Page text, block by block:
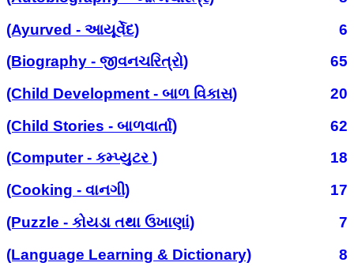
(Ayurved - આયૂર્વેદ)
6
(Biography - જીવનચરિત્રો)
65
(Child Development - બાળ વિકાસ)
20
(Child Stories - બાળવાર્તા)
62
(Computer - કમ્પ્યુટર )
18
(Cooking - વાનગી)
17
(Puzzle - કોયડા તથા ઉખાણાં)
7
(Language Learning & Dictionary)
8